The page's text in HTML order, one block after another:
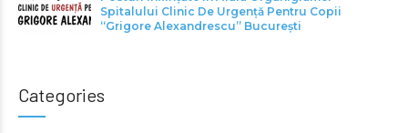
Spitalului Clinic De Urgență Pentru Copii
“Grigore Alexandrescu” Bucureşti
Categories